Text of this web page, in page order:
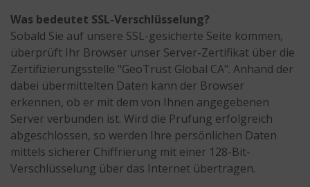
Was bedeutet SSL-Verschlüsselung?
Sobald Sie auf unsere SSL-gesicherte Seite kommen,
überprüft Ihr Browser unser Server-Zertifikat über die
Zertifizierungsstelle "GeoTrust Global CA". Anhand der
dabei übermittelten Daten kann der Browser
erkennen, ob er mit dem von Ihnen angegebenen
Server verbunden ist. Wird die Prüfung erfolgreich
abgeschlossen, so werden Ihre persönlichen Daten
mittels sicherer Chiffrierung mit einer 128-Bit-
Verschlüsselung über das Internet übertragen.